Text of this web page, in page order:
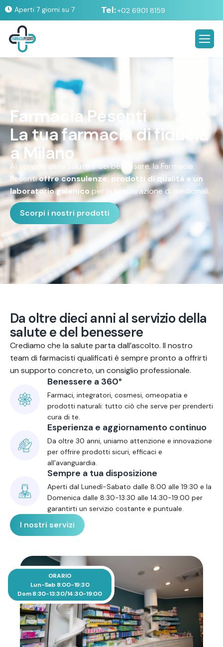
Aperti 7 giorni su 7 Tel:+02 6901 8159
Farma aPes en ti
Latuafarmaciadifid uc ia
a Mi ano
Al servizio della salute e del benessere, la Farmacia
Pesentioffre consulenze, prodotti di qualità e un
laboratorio galenicoper la preparazione di medicinali.
Scorpi i nostri prodotti
Da oltre dieci anni alservizio della
salute e del benessere
Crediamo che la salute parta dall’ascolto. Il nostro
team di farmacisti qualificati è sempre pronto a offrirti
un supporto concreto, un consiglio professionale.
Benessere a 360°
Farmaci, integratori, cosmesi, omeopatia e
prodotti naturali: tutto ciò che serve per prenderti
cura di te.
Esperienza e aggiornamento continuo
Da oltre 30 anni, uniamo attenzione e innovazione
per offrire prodotti sicuri, efficaci e
all’avanguardia.
Sempre a tua disposizione
Aperti dal Lunedì-Sabato dalle 8:00 alle 19:30 e la
Domenica dalle 8:30-13:30 alle 14:30-19:00 per
garantirti un servizio costante e puntuale.
I nostri servizi
ORARIO
Lun-Sab 8:00-19:30
Dom 8:30-13:30/14:30-19:00